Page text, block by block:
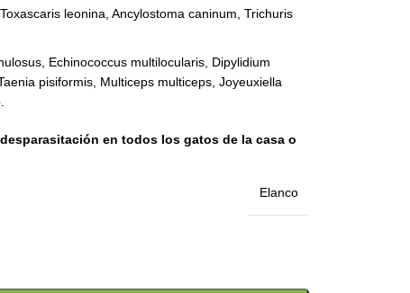
leonina, Ancylostoma caninum, Trichuris
Echinococcus multilocularis, Dipylidium
pisiformis, Multiceps multiceps, Joyeuxiella
en todos los gatos de la casa o
Elanco